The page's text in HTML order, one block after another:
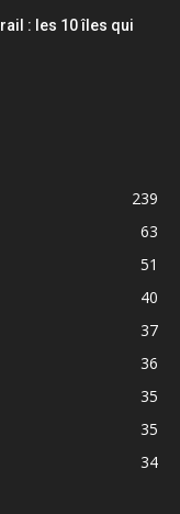
: les 10 îles qui
239
63
51
40
37
36
35
35
34